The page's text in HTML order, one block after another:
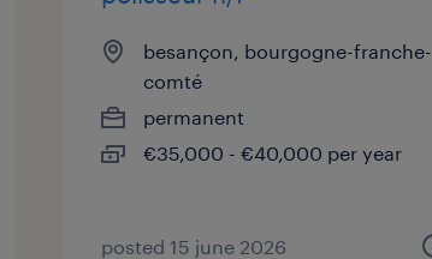
besançon, bourgogne-franche-
comté
permanent
€35,000 - €40,000 per year
posted 15 june 2026